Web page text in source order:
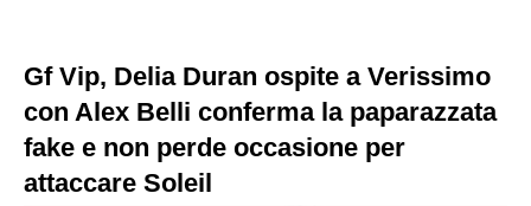
Gf Vip, Delia Duran ospite a Verissimo
con Alex Belli conferma la paparazzata
fake e non perde occasione per
attaccare Soleil